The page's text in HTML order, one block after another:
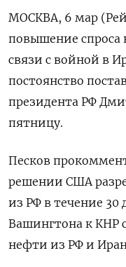
МОСКВА, 6 мар
повышение спроса
связи с войной в
постоянство
президента РФ
пятницу.
Песков
решении США
из ⁠РФ в течение
Вашингтона к ‌КНР
нефти из РФ и